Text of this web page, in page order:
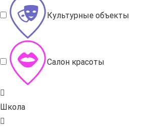
Культурные объекты
Салон красоты
Школа